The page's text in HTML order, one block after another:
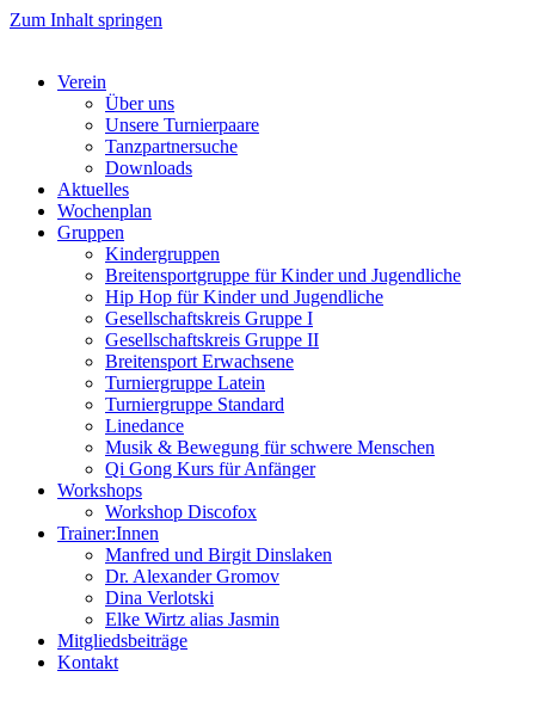
Zum Inhalt springen
Verein
Über uns
Unsere Turnierpaare
Tanzpartnersuche
Downloads
Aktuelles
Wochenplan
Gruppen
Kindergruppen
Breitensportgruppe für Kinder und Jugendliche
Hip Hop für Kinder und Jugendliche​
Gesellschaftskreis Gruppe I
Gesellschaftskreis Gruppe II
Breitensport Erwachsene
Turniergruppe Latein
Turniergruppe Standard
Linedance
Musik & Bewegung für schwere Menschen​
Qi Gong Kurs für Anfänger
Workshops
Workshop Discofox
Trainer:Innen
Manfred und Birgit Dinslaken
Dr. Alexander Gromov
Dina Verlotski
Elke Wirtz alias Jasmin
Mitgliedsbeiträge
Kontakt